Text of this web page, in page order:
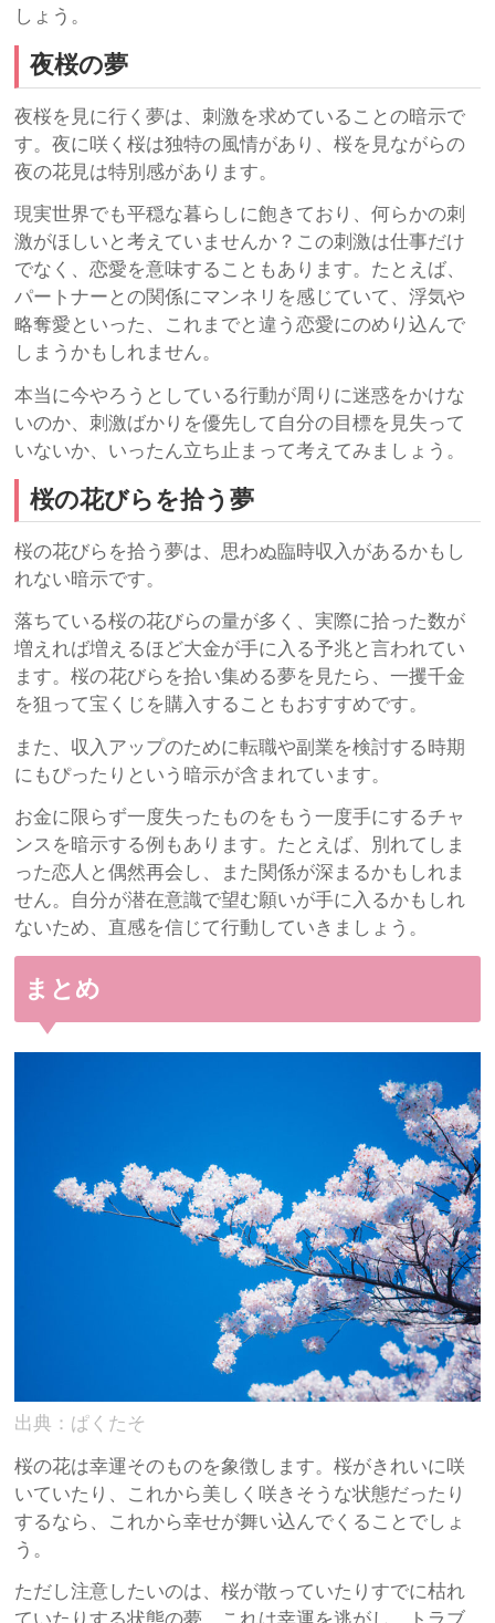
しょう。
夜桜の夢
夜桜を見に行く夢は、刺激を求めていることの暗示で
す。夜に咲く桜は独特の風情があり、桜を見ながらの
夜の花見は特別感があります。
現実世界でも平穏な暮らしに飽きており、何らかの刺
激がほしいと考えていませんか？この刺激は仕事だけ
でなく、恋愛を意味することもあります。たとえば、
パートナーとの関係にマンネリを感じていて、浮気や
略奪愛といった、これまでと違う恋愛にのめり込んで
しまうかもしれません。
本当に今やろうとしている行動が周りに迷惑をかけな
いのか、刺激ばかりを優先して自分の目標を見失って
いないか、いったん立ち止まって考えてみましょう。
桜の花びらを拾う夢
桜の花びらを拾う夢は、思わぬ臨時収入があるかもし
れない暗示です。
落ちている桜の花びらの量が多く、実際に拾った数が
増えれば増えるほど大金が手に入る予兆と言われてい
ます。桜の花びらを拾い集める夢を見たら、一攫千金
を狙って宝くじを購入することもおすすめです。
また、収入アップのために転職や副業を検討する時期
にもぴったりという暗示が含まれています。
お金に限らず一度失ったものをもう一度手にするチャ
ンスを暗示する例もあります。たとえば、別れてしま
った恋人と偶然再会し、また関係が深まるかもしれま
せん。自分が潜在意識で望む願いが手に入るかもしれ
ないため、直感を信じて行動していきましょう。
まとめ
出典：ぱくたそ
桜の花は幸運そのものを象徴します。桜がきれいに咲
いていたり、これから美しく咲きそうな状態だったり
するなら、これから幸せが舞い込んでくることでしょ
う。
ただし注意したいのは、桜が散っていたりすでに枯れ